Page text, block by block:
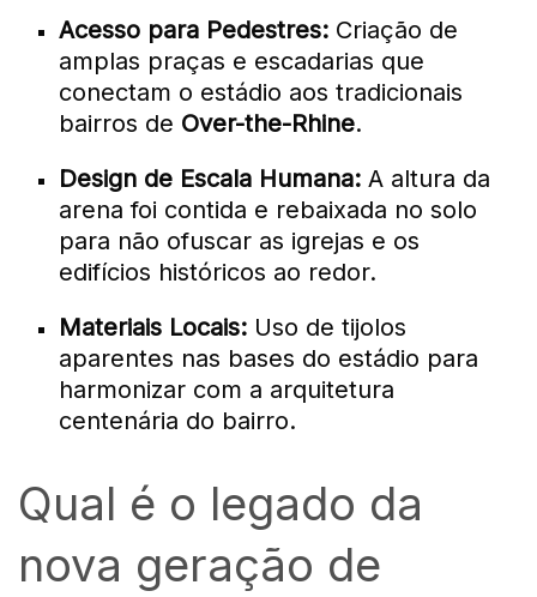
Acesso para Pedestres: Criação de
amplas praças e escadarias que
conectam o estádio aos tradicionais
bairros de Over-the-Rhine.
Design de Escala Humana: A altura da
arena foi contida e rebaixada no solo
para não ofuscar as igrejas e os
edifícios históricos ao redor.
Materiais Locais: Uso de tijolos
aparentes nas bases do estádio para
harmonizar com a arquitetura
centenária do bairro.
Qual é o legado da
nova geração de